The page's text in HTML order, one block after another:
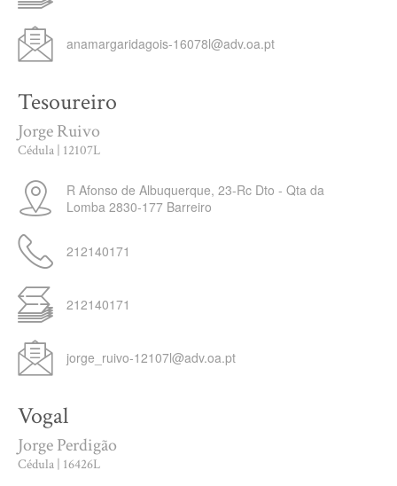
anamargaridagois-16078l@adv.oa.pt
Tesoureiro
Jorge Ruivo
Cédula | 12107L
R Afonso de Albuquerque, 23-Rc Dto - Qta da
Lomba 2830-177 Barreiro
212140171
212140171
jorge_ruivo-12107l@adv.oa.pt
Vogal
Jorge Perdigão
Cédula | 16426L